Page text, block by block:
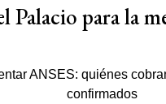
Palacio para la